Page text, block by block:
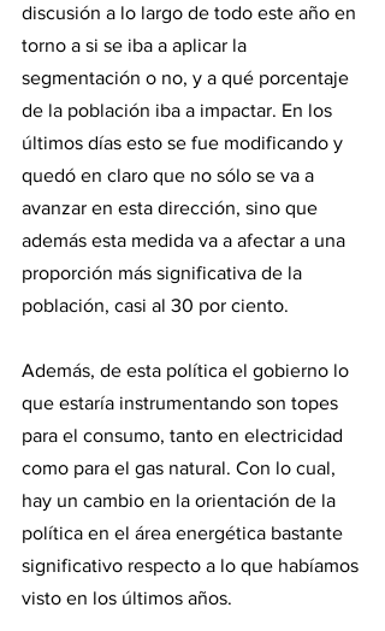
discusión a lo largo de todo este año en
torno a si se iba a aplicar la
segmentación o no, y a qué porcentaje
de la población iba a impactar. En los
últimos días esto se fue modificando y
quedó en claro que no sólo se va a
avanzar en esta dirección, sino que
además esta medida va a afectar a una
proporción más significativa de la
población, casi al 30 por ciento.
Además, de esta política el gobierno lo
que estaría instrumentando son topes
para el consumo, tanto en electricidad
como para el gas natural. Con lo cual,
hay un cambio en la orientación de la
política en el área energética bastante
significativo respecto a lo que habíamos
visto en los últimos años.